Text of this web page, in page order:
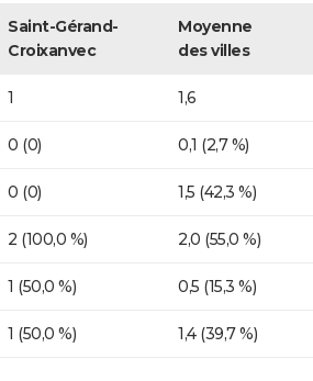
Saint-Gérand-
Croixanvec
Moyenne
des villes
1 1,6
0 (0) 0,1 (2,7 %)
0 (0) 1,5 (42,3 %)
2 (100,0 %) 2,0 (55,0 %)
1 (50,0 %) 0,5 (15,3 %)
1 (50,0 %) 1,4 (39,7 %)